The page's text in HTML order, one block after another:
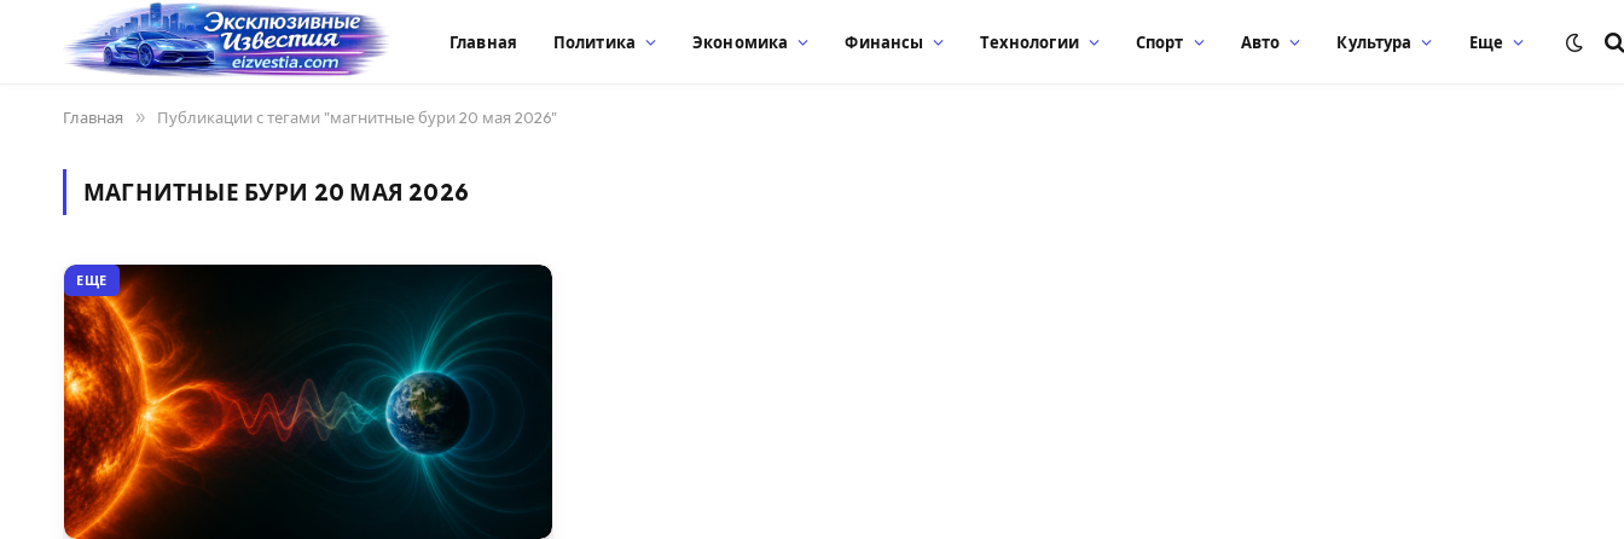
Главная Политика Экономика Финансы Технологии Спорт Авто Культура Еще
Главная » Публикации с тегами "магнитные бури 20 мая 2026"
МАГНИТНЫЕ БУРИ 20 МАЯ 2026
ЕЩЕ